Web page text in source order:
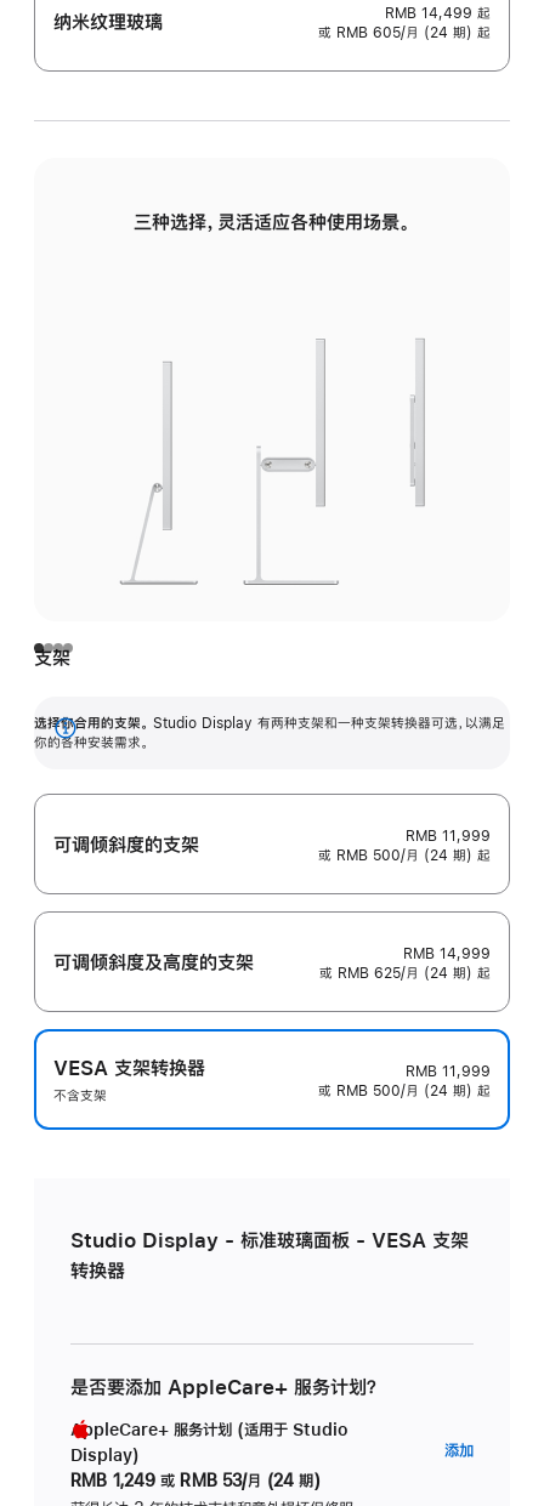
纳米纹理玻璃 RMB 14,499 起
或 RMB 605/月 (24 期) 起
三种选择，灵活适应各种使用场景。
支架
选择你合用的支架。 Studio Display 有两种支架和一种支架转换器可选，以满足
你的各种安装需求。
展
可调倾斜度的支架
RMB 11,999
或 RMB 500/月 (24 期) 起
可调倾斜度及高‍度的支‍架
RMB 14,999
或 RMB 625/月 (24 期) 起
VESA 支架转换器
不含支架
RMB 11,999
或 RMB 500/月 (24 期) 起
Studio Display - 标准玻璃面板 - VESA 支架
转换器
是否要添加 AppleCare+ 服务计划？
AppleCare+ 服务计划 (适用于 Studio
Display)
RMB 1,249 或 RMB 53/月 (24 期)
添加